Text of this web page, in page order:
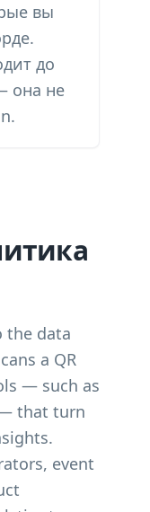
вы
до
она не
the data
a QR
— such as
— that turn
event